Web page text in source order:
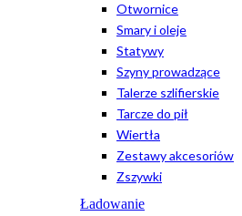
Otwornice
Smary i oleje
Statywy
Szyny prowadzące
Talerze szlifierskie
Tarcze do pił
Wiertła
Zestawy akcesoriów
Zszywki
Ładowanie